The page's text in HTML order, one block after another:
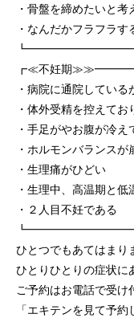
・骨盤を締めたいと考
・なんだかフラフラす
┏≪不妊期
・病院に通院してい
・体外受精を控えて
・手足がやお腹が冷え
・ホルモンバランス
・生理痛がひどい
・生理中、高温期と
・２人目不妊である
ひとつでもあてはまり
ひとりひとりの症状に
ご予約はお電話で受け
「エキテンを見て予約